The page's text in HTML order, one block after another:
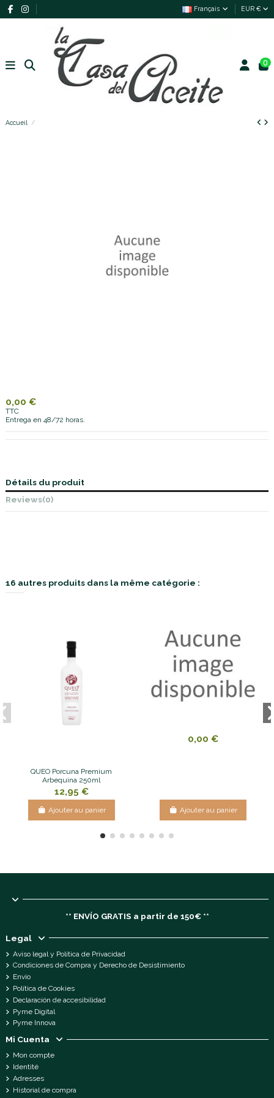
Français EUR €
0
Accueil
0,00 €
TTC
Entrega en 48/72 horas.
Détails du produit
Reviews(0)
16 autres produits dans la même catégorie :
QUEO Porcuna Premium
Arbequina 250ml
12,95 €
Ajouter au panier
0,00 €
Ajouter au panier
** ENVÍO GRATIS a partir de 150€ **
Legal
Aviso legal y Política de Privacidad
Condiciones de Compra y Derecho de Desistimiento
Envío
Política de Cookies
Declaración de accesibilidad
Pyme Digital
Pyme Innova
Mi Cuenta
Mon compte
Identité
Adresses
Historial de compra